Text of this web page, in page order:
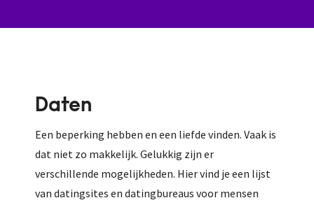
Daten
Een beperking hebben en een liefde vinden. Vaak is
dat niet zo makkelijk. Gelukkig zijn er
verschillende mogelijkheden. Hier vind je een lijst
van datingsites en datingbureaus voor mensen